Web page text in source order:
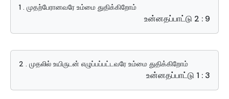
1 . முதற்பேரானவரே உம்மை துதிக்கிறோம்
உன்னதப்பாட்டு 2 : 9
2 . முதலில் உயிருடன் எழுப்பப்பட்டவரே உம்மை துதிக்கிறோம்
உன்னதப்பாட்டு 1 : 3